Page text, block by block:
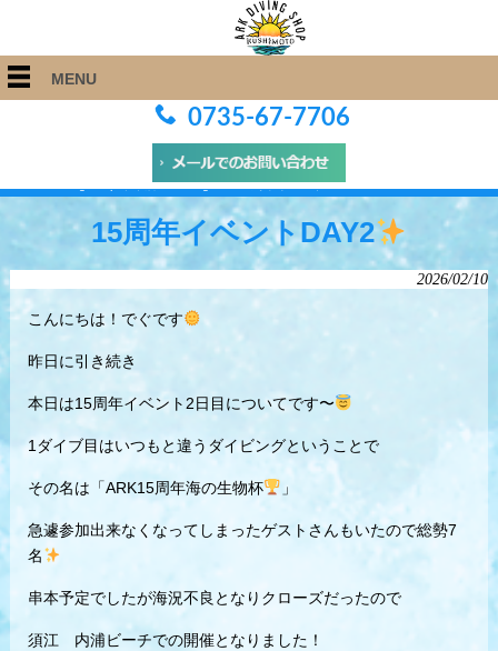
MENU
0735-67-7706
ARK Diving Shop 串本店 > Blog > 15周年イベントDAY2
15周年イベントDAY2
2026/02/10
こんにちは！でぐです
昨日に引き続き
本日は15周年イベント2日目についてです〜
1ダイブ目はいつもと違うダイビングということで
その名は「ARK15周年海の生物杯 」
急遽参加出来なくなってしまったゲストさんもいたので総勢7
名
串本予定でしたが海況不良となりクローズだったので
須江 内浦ビーチでの開催となりました！